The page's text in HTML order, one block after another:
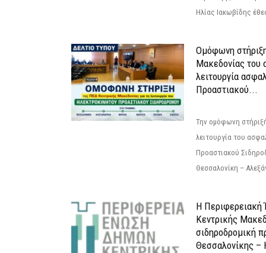
Ηλίας Ιακωβίδης
Ομόφωνη
Μακεδονίας του
λειτουργία
Προαστιακού...
Την ομόφωνη
λειτουργία του
Προαστιακού
Θεσσαλονίκη –
Η
Κεντρικής
σιδηροδρομική
Θεσσαλονίκης –